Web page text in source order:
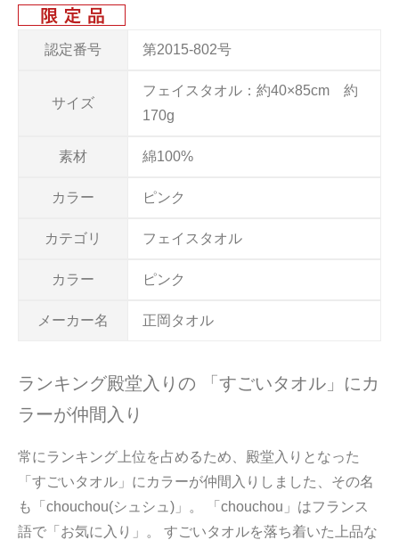
認定番号 第2015-802号
サイズ
フェイスタオル：約40×85cm 約
170g
素材 綿100%
カラー ピンク
カテゴリ フェイスタオル
カラー ピンク
メーカー名 正岡タオル
ランキング殿堂入りの 「すごいタオル」にカ
ラーが仲間入り
常にランキング上位を占めるため、殿堂入りとなった
「すごいタオル」にカラーが仲間入りしました、その名
も「chouchou(シュシュ)」。 「chouchou」はフランス
語で「お気に入り」。 すごいタオルを落ち着いた上品な